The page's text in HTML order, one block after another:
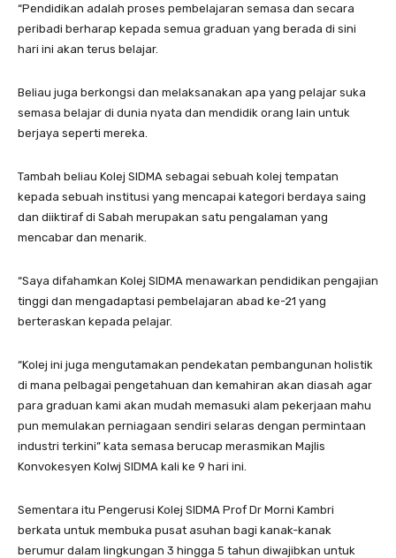
“Pendidikan adalah proses pembelajaran semasa dan secara
peribadi berharap kepada semua graduan yang berada di sini
hari ini akan terus belajar.
Beliau juga berkongsi dan melaksanakan apa yang pelajar suka
semasa belajar di dunia nyata dan mendidik orang lain untuk
berjaya seperti mereka.
Tambah beliau Kolej SIDMA sebagai sebuah kolej tempatan
kepada sebuah institusi yang mencapai kategori berdaya saing
dan diiktiraf di Sabah merupakan satu pengalaman yang
mencabar dan menarik.
“Saya difahamkan Kolej SIDMA menawarkan pendidikan pengajian
tinggi dan mengadaptasi pembelajaran abad ke-21 yang
berteraskan kepada pelajar.
“Kolej ini juga mengutamakan pendekatan pembangunan holistik
di mana pelbagai pengetahuan dan kemahiran akan diasah agar
para graduan kami akan mudah memasuki alam pekerjaan mahu
pun memulakan perniagaan sendiri selaras dengan permintaan
industri terkini” kata semasa berucap merasmikan Majlis
Konvokesyen Kolwj SIDMA kali ke 9 hari ini.
Sementara itu Pengerusi Kolej SIDMA Prof Dr Morni Kambri
berkata untuk membuka pusat asuhan bagi kanak-kanak
berumur dalam lingkungan 3 hingga 5 tahun diwajibkan untuk